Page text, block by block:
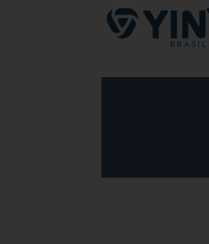
Pular para o conteúdo